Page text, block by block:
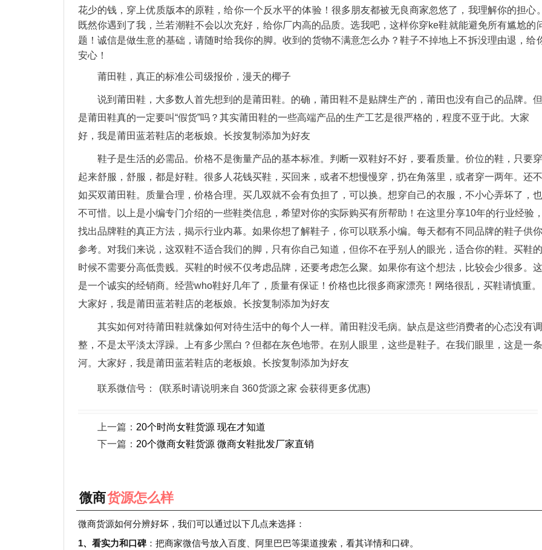
花少的钱，穿上优质版本的原鞋，给你一个反水平的体验！很多朋友都被无良商家忽悠了，我理解你的担心
既然你遇到了我，兰若潮鞋不会以次充好，给你厂内高的品质。选我吧，这样你穿ke鞋就能避免所有尴尬的
题！诚信是做生意的基础，请随时给我你的脚。收到的货物不满意怎么办？鞋子不掉地上不拆没理由退，给
安心！
莆田鞋，真正的标准公司级报价，漫天的椰子
说到莆田鞋，大多数人首先想到的是莆田鞋。的确，莆田鞋不是贴牌生产的，莆田也没有自己的品牌。但
是莆田鞋真的一定要叫“假货”吗？其实莆田鞋的一些高端产品的生产工艺是很严格的，程度不亚于此。大家
好，我是莆田蓝若鞋店的老板娘。长按复制添加为好友
鞋子是生活的必需品。价格不是衡量产品的基本标准。判断一双鞋好不好，要看质量。价位的鞋，只要穿
起来舒服，舒服，都是好鞋。很多人花钱买鞋，买回来，或者不想慢慢穿，扔在角落里，或者穿一两年。还不
如买双莆田鞋。质量合理，价格合理。买几双就不会有负担了，可以换。想穿自己的衣服，不小心弄坏了，也
不可惜。以上是小编专门介绍的一些鞋类信息，希望对你的实际购买有所帮助！在这里分享10年的行业经验
找出品牌鞋的真正方法，揭示行业内幕。如果你想了解鞋子，你可以联系小编。每天都有不同品牌的鞋子供你
参考。对我们来说，这双鞋不适合我们的脚，只有你自己知道，但你不在乎别人的眼光，适合你的鞋。买鞋的
时候不需要分高低贵贱。买鞋的时候不仅考虑品牌，还要考虑怎么聚。如果你有这个想法，比较会少很多。这
是一个诚实的经销商。经营who鞋好几年了，质量有保证！价格也比很多商家漂亮！网络很乱，买鞋请慎重。
大家好，我是莆田蓝若鞋店的老板娘。长按复制添加为好友
其实如何对待莆田鞋就像如何对待生活中的每个人一样。莆田鞋没毛病。缺点是这些消费者的心态没有调
整，不是太平淡太浮躁。上有多少黑白？但都在灰色地带。在别人眼里，这些是鞋子。在我们眼里，这是一条
河。大家好，我是莆田蓝若鞋店的老板娘。长按复制添加为好友
联系微信号： (联系时请说明来自 360货源之家 会获得更多优惠)
上一篇： 20个时尚女鞋货源 现在才知道
下一篇： 20个微商女鞋货源 微商女鞋批发厂家直销
微商货源怎么样
微商货源如何分辨好坏，我们可以通过以下几点来选择：
1、看实力和口碑：把商家微信号放入百度、阿里巴巴等渠道搜索，看其详情和口碑。